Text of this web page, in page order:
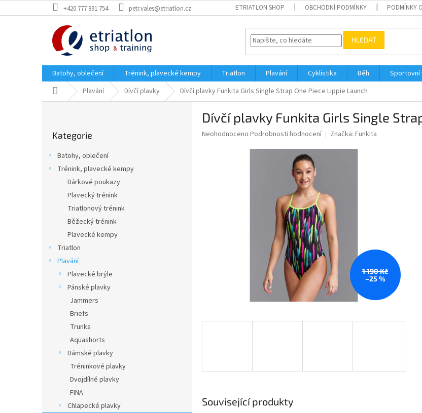
na
+420 777 891 754 petr.vales@etriatlon.cz ETRIATLON SHOP OBCHODNÍ PODMÍNKY PODMÍNKY
HLEDAT
Batohy, oblečení Trénink, plavecké kempy Triatlon Plavání Cyklistika Běh Sportovní
Domů Plavání Dívčí plavky Dívčí plavky Funkita Girls Single Strap One Piece Lippie Launch
kategorie
Kategorie
Batohy, oblečení
Trénink, plavecké kempy
Dárkové poukazy
Plavecký trénink
Triatlonový trénink
Běžecký trénink
Plavecké kempy
Triatlon
Plavání
Plavecké brýle
Pánské plavky
Jammers
Briefs
Trunks
Aquashorts
Dámské plavky
Tréninkové plavky
Dvojdílné plavky
FINA
Chlapecké plavky
Dívčí plavky Funkita Girls Single
Průměrné
Neohodnoceno Podrobnosti hodnocení Značka: Funkita
1 190 Kč
–25 %
Související produkty